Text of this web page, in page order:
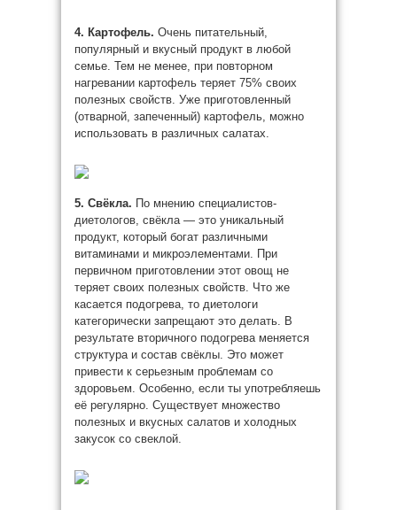
4. Картофель. Очень питательный,
популярный и вкусный продукт в любой
семье. Тем не менее, при повторном
нагревании картофель теряет 75% своих
полезных свойств. Уже приготовленный
(отварной, запеченный) картофель, можно
использовать в различных салатах.
5. Свёкла. По мнению специалистов-
диетологов, свёкла — это уникальный
продукт, который богат различными
витаминами и микроэлементами. При
первичном приготовлении этот овощ не
теряет своих полезных свойств. Что же
касается подогрева, то диетологи
категорически запрещают это делать. В
результате вторичного подогрева меняется
структура и состав свёклы. Это может
привести к серьезным проблемам со
здоровьем. Особенно, если ты употребляешь
её регулярно. Существует множество
полезных и вкусных салатов и холодных
закусок со свеклой.